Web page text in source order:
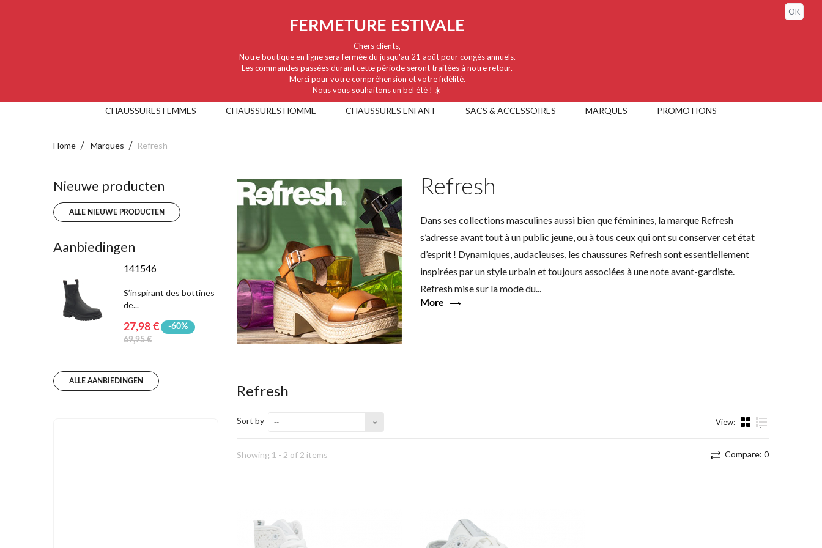
CHAUSSURES FEMMES CHAUSSURES HOMME CHAUSSURES ENFANT SACS & ACCESSOIRES MARQUES PROMOTIONS
FERMETURE ESTIVALE
Chers clients,
Notre boutique en ligne sera fermée du jusqu'au 21 août pour congés annuels.
Les commandes passées durant cette période seront traitées à notre retour.
Merci pour votre compréhension et votre fidélité.
Nous vous souhaitons un bel été ! ☀️
OK
Home Marques Refresh
Nieuwe producten
ALLE NIEUWE PRODUCTEN
Aanbiedingen
141546
S’inspirant des bottines
de...
27,98 €
-60%
69,95 €
ALLE AANBIEDINGEN
Refresh
Dans ses collections masculines aussi bien que féminines, la marque Refresh
s’adresse avant tout à un public jeune, ou à tous ceux qui ont su conserver cet état
d’esprit ! Dynamiques, audacieuses, les chaussures Refresh sont essentiellement
inspirées par un style urbain et toujours associées à une note avant-gardiste.
Refresh mise sur la mode du...
More
Refresh
View:
List
Sort by --
Compare: 0
Showing 1 - 2 of 2 items